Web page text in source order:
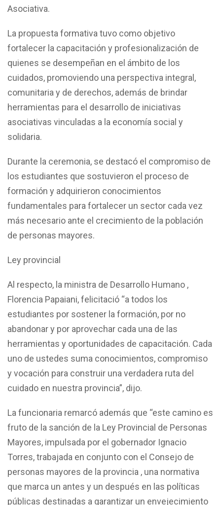
Asociativa.
La propuesta formativa tuvo como objetivo
fortalecer la capacitación y profesionalización de
quienes se desempeñan en el ámbito de los
cuidados, promoviendo una perspectiva integral,
comunitaria y de derechos, además de brindar
herramientas para el desarrollo de iniciativas
asociativas vinculadas a la economía social y
solidaria.
Durante la ceremonia, se destacó el compromiso de
los estudiantes que sostuvieron el proceso de
formación y adquirieron conocimientos
fundamentales para fortalecer un sector cada vez
más necesario ante el crecimiento de la población
de personas mayores.
Ley provincial
Al respecto, la ministra de Desarrollo Humano ,
Florencia Papaiani, felicitació “a todos los
estudiantes por sostener la formación, por no
abandonar y por aprovechar cada una de las
herramientas y oportunidades de capacitación. Cada
uno de ustedes suma conocimientos, compromiso
y vocación para construir una verdadera ruta del
cuidado en nuestra provincia”, dijo.
La funcionaria remarcó además que “este camino es
fruto de la sanción de la Ley Provincial de Personas
Mayores, impulsada por el gobernador Ignacio
Torres, trabajada en conjunto con el Consejo de
personas mayores de la provincia , una normativa
que marca un antes y un después en las políticas
públicas destinadas a garantizar un envejecimiento